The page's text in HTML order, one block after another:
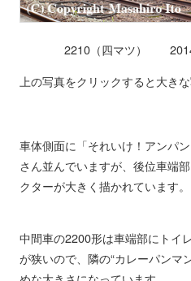
2210（四マツ）
上の写真をクリックすると大き
車体側面に「それいけ！アンパ
さん並んでいますが、後位車端
クターが大きく描かれています。
中間車の2200形は車端部にトイ
が狭いので、隣の“カレーパンマ